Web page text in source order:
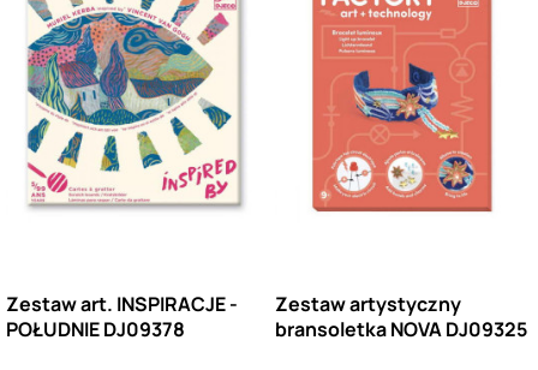
Zestaw art. INSPIRACJE -
POŁUDNIE DJ09378
Zestaw artystyczny
bransoletka NOVA DJ09325